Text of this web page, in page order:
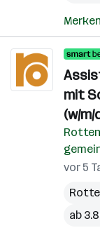
Merken
mit
(w/m/
vor 5
ab